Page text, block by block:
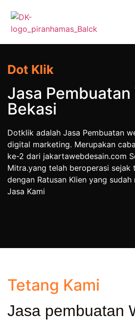
Dot Klik
Jasa
Bekasi
Dotklik adalah Jasa Pembuatan
digital marketing. Merupakan
ke-2 dari jakartawebdesain.com
Mitra.yang telah beroperasi sejak
dengan Ratusan Klien yang sudah
Jasa Kami
Tetang Kami
Jasa pembuatan